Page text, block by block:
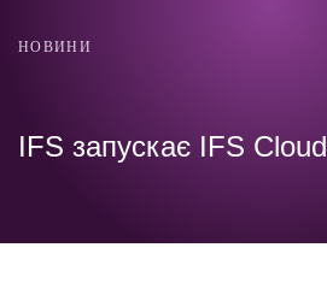
НОВИНИ
IFS запускає IFS Cloud